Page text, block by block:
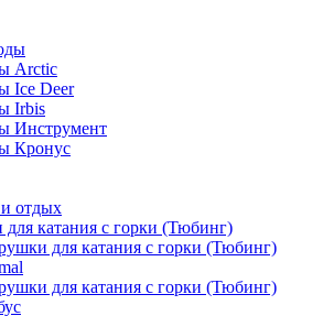
Arctic
Ice Deer
Irbis
Инструмент
Кронус
отдых
катания с горки (Тюбинг)
для катания с горки (Тюбинг)
для катания с горки (Тюбинг)